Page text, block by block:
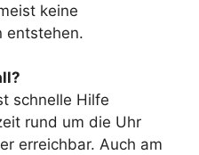
keine
entstehen.
schnelle Hilfe
rund um die Uhr
erreichbar. Auch am